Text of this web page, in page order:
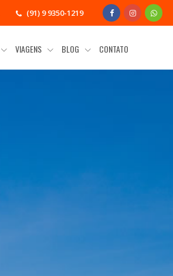
(91) 9 9350-1219
VIAGENS BLOG CONTATO